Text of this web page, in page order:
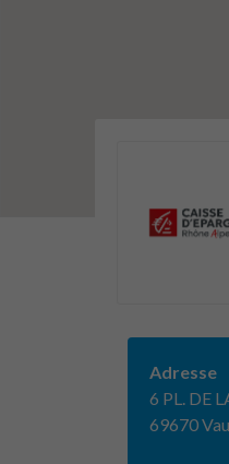
Adresse
6 PL. DE
69670